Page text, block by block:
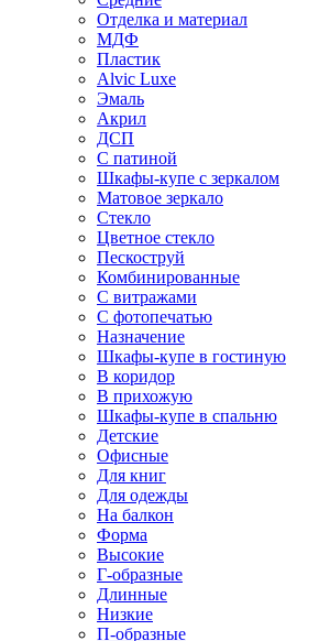
Отделка и материал
МДФ
Пластик
Alvic Luxe
Эмаль
Акрил
ДСП
С патиной
Шкафы-купе с зеркалом
Матовое зеркало
Стекло
Цветное стекло
Пескоструй
Комбинированные
С витражами
С фотопечатью
Назначение
Шкафы-купе в гостиную
В коридор
В прихожую
Шкафы-купе в спальню
Детские
Офисные
Для книг
Для одежды
На балкон
Форма
Высокие
Г-образные
Длинные
Низкие
П-образные